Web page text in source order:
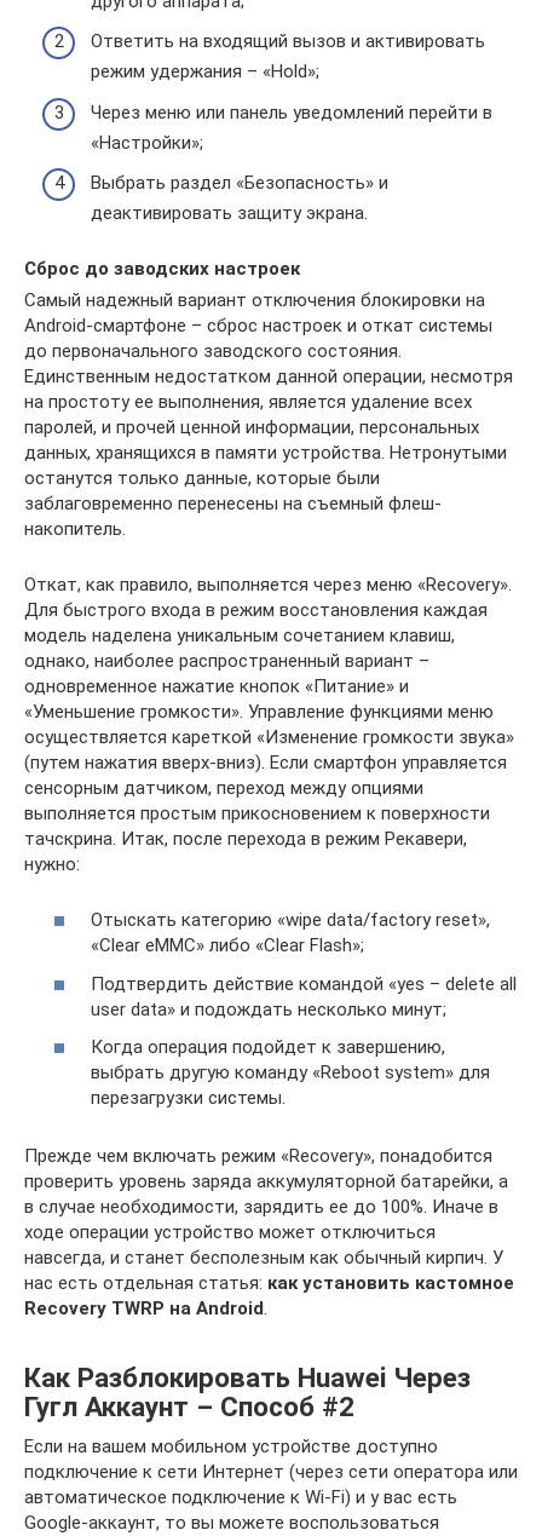
Ответить на входящий вызов и активировать
режим удержания – «Hold»;
Через меню или панель уведомлений перейти в
«Настройки»;
Выбрать раздел «Безопасность» и
деактивировать защиту экрана.
Сброс до заводских настроек
Самый надежный вариант отключения блокировки на
Android-смартфоне – сброс настроек и откат системы
до первоначального заводского состояния.
Единственным недостатком данной операции, несмотря
на простоту ее выполнения, является удаление всех
паролей, и прочей ценной информации, персональных
данных, хранящихся в памяти устройства. Нетронутыми
останутся только данные, которые были
заблаговременно перенесены на съемный флеш-
накопитель.
Откат, как правило, выполняется через меню «Recovery».
Для быстрого входа в режим восстановления каждая
модель наделена уникальным сочетанием клавиш,
однако, наиболее распространенный вариант –
одновременное нажатие кнопок «Питание» и
«Уменьшение громкости». Управление функциями меню
осуществляется кареткой «Изменение громкости звука»
(путем нажатия вверх-вниз). Если смартфон управляется
сенсорным датчиком, переход между опциями
выполняется простым прикосновением к поверхности
тачскрина. Итак, после перехода в режим Рекавери,
нужно:
Отыскать категорию «wipe data/factory reset»,
«Clear eMMC» либо «Clear Flash»;
Подтвердить действие командой «yes – delete all
user data» и подождать несколько минут;
Когда операция подойдет к завершению,
выбрать другую команду «Reboot system» для
перезагрузки системы.
Прежде чем включать режим «Recovery», понадобится
проверить уровень заряда аккумуляторной батарейки, а
в случае необходимости, зарядить ее до 100%. Иначе в
ходе операции устройство может отключиться
навсегда, и станет бесполезным как обычный кирпич. У
нас есть отдельная статья: как установить кастомное
Recovery TWRP на Android.
Как Разблокировать Huawei Через
Гугл Аккаунт – Способ #2
Если на вашем мобильном устройстве доступно
подключение к сети Интернет (через сети оператора или
автоматическое подключение к Wi-Fi) и у вас есть
Google-аккаунт, то вы можете воспользоваться